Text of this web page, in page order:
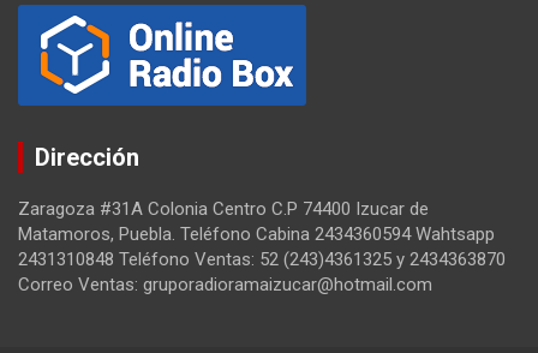
Dirección
Zaragoza #31A Colonia Centro C.P 74400 Izucar de
Matamoros, Puebla. Teléfono Cabina 2434360594 Wahtsapp
2431310848 Teléfono Ventas: 52 (243)4361325 y 2434363870
Correo Ventas: gruporadioramaizucar@hotmail.com